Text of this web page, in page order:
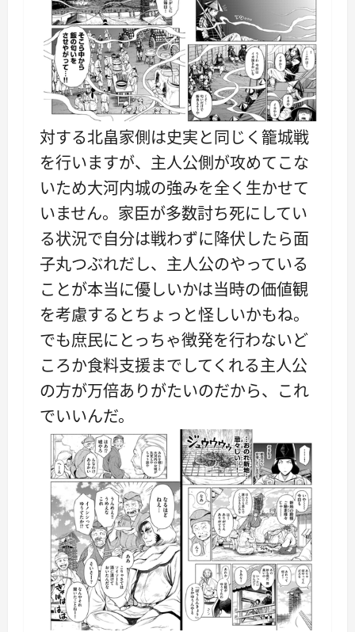
対する北畠家側は史実と同じく籠城戦
を行いますが、主人公側が攻めてこな
いため大河内城の強みを全く生かせて
いません。家臣が多数討ち死にしてい
る状況で自分は戦わずに降伏したら面
子丸つぶれだし、主人公のやっている
ことが本当に優しいかは当時の価値観
を考慮するとちょっと怪しいかもね。
でも庶民にとっちゃ徴発を行わないど
ころか食料支援までしてくれる主人公
の方が万倍ありがたいのだから、これ
でいいんだ。